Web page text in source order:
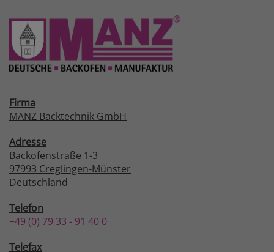
Firma
MANZ Backtechnik GmbH
Adresse
Backofenstraße 1-3
97993 Creglingen-Münster
Deutschland
Telefon
+49 (0) 79 33 - 91 40 0
Telefax